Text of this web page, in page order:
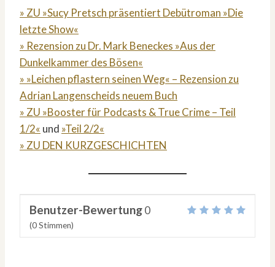
» ZU »Sucy Pretsch präsentiert Debütroman »Die
letzte Show«
» Rezension zu Dr. Mark Beneckes »Aus der
Dunkelkammer des Bösen«
» »Leichen pflastern seinen Weg« – Rezension zu
Adrian Langenscheids neuem Buch
» ZU »Booster für Podcasts & True Crime – Teil
1/2« und »Teil 2/2«
» ZU DEN KURZGESCHICHTEN
Benutzer-Bewertung0
(0Stimmen)